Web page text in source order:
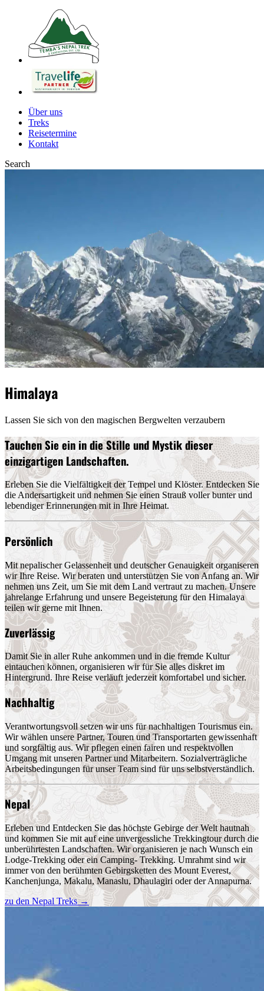
Über uns
Treks
Reisetermine
Kontakt
Search
Himalaya
Lassen Sie sich von den magischen Bergwelten verzaubern
Tauchen Sie ein in die Stille und Mystik dieser
einzigartigen Landschaften.
Erleben Sie die Vielfältigkeit der Tempel und Klöster. Entdecken Sie
die Andersartigkeit und nehmen Sie einen Strauß voller bunter und
lebendiger Erinnerungen mit in Ihre Heimat.
Persönlich
Mit nepalischer Gelassenheit und deutscher Genauigkeit organiseren
wir Ihre Reise. Wir beraten und unterstützen Sie von Anfang an. Wir
nehmen uns Zeit, um Sie mit dem Land vertraut zu machen. Unsere
jahrelange Erfahrung und unsere Begeisterung für den Himalaya
teilen wir gerne mit Ihnen.
Zuverlässig
Damit Sie in aller Ruhe ankommen und in die fremde Kultur
eintauchen können, organisieren wir für Sie alles diskret im
Hintergrund. Ihre Reise verläuft jederzeit komfortabel und sicher.
Nachhaltig
Verantwortungsvoll setzen wir uns für nachhaltigen Tourismus ein.
Wir wählen unsere Partner, Touren und Transportarten gewissenhaft
und sorgfältig aus. Wir pflegen einen fairen und respektvollen
Umgang mit unseren Partner und Mitarbeitern. Sozialverträgliche
Arbeitsbedingungen für unser Team sind für uns selbstverständlich.
Nepal
Erleben und Entdecken Sie das höchste Gebirge der Welt hautnah
und kommen Sie mit auf eine unvergessliche Trekkingtour durch die
unberührtesten Landschaften. Wir organisieren je nach Wunsch ein
Lodge-Trekking oder ein Camping- Trekking. Umrahmt sind wir
immer von den berühmten Gebirgsketten des Mount Everest,
Kanchenjunga, Makalu, Manaslu, Dhaulagiri oder der Annapurna.
zu den Nepal Treks→